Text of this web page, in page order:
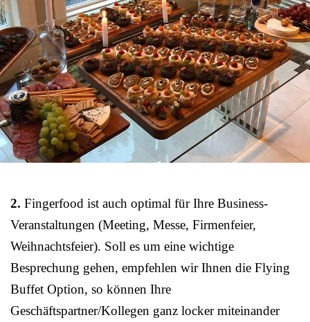
2. Fingerfood ist auch optimal für Ihre Business-
Veranstaltungen (Meeting, Messe, Firmenfeier,
Weihnachtsfeier). Soll es um eine wichtige
Besprechung gehen, empfehlen wir Ihnen die Flying
Buffet Option, so können Ihre
Geschäftspartner/Kollegen ganz locker miteinander